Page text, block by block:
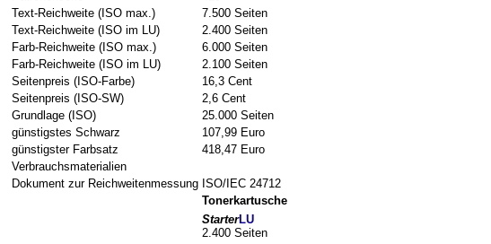
Text-Reichweite (ISO max.)
7.500 Seiten
Text-Reichweite (ISO im LU)
2.400 Seiten
Farb-Reichweite (ISO max.)
6.000 Seiten
Farb-Reichweite (ISO im LU)
2.100 Seiten
Seitenpreis (ISO-Farbe)
16,3 Cent
Seitenpreis (ISO-SW)
2,6 Cent
Grundlage (ISO)
25.000 Seiten
günstigstes Schwarz
107,99 Euro
günstigster Farbsatz
418,47 Euro
Verbrauchsmaterialien
Dokument zur Reichweitenmessung ISO/IEC 24712
Tonerkartusche
StarterLU
2.400 Seiten